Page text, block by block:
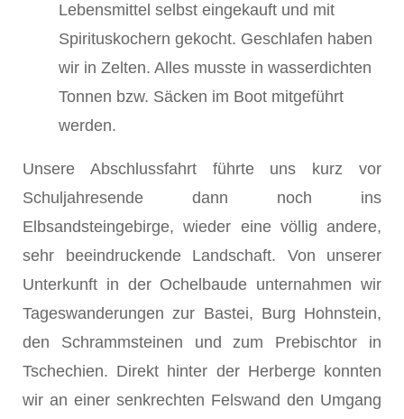
Lebensmittel selbst eingekauft und mit
Spirituskochern gekocht. Geschlafen haben
wir in Zelten. Alles musste in wasserdichten
Tonnen bzw. Säcken im Boot mitgeführt
werden.
Unsere Abschlussfahrt führte uns kurz vor
Schuljahresende dann noch ins
Elbsandsteingebirge, wieder eine völlig andere,
sehr beeindruckende Landschaft. Von unserer
Unterkunft in der Ochelbaude unternahmen wir
Tageswanderungen zur Bastei, Burg Hohnstein,
den Schrammsteinen und zum Prebischtor in
Tschechien. Direkt hinter der Herberge konnten
wir an einer senkrechten Felswand den Umgang